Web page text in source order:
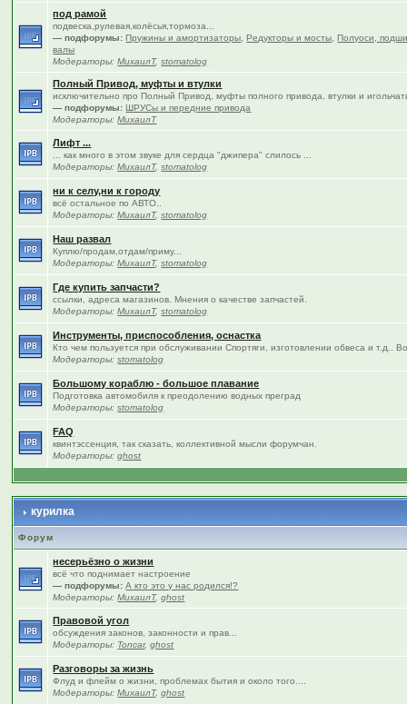
под рамой
подвеска,рулевая,колёсья,тормоза...
— подфорумы: Пружины и амортизаторы ,Редукторы и мосты ,Полуоси,
валы
Модераторы:МихаилТ,stomatolog
Полный Привод, муфты и втулки
исключительно про Полный Привод, муфты полного привода, втулки и
— подфорумы: ШРУСы и передние привода
Модераторы:МихаилТ
Лифт ...
... как много в этом звуке для сердца "джипера" слилось ...
Модераторы:МихаилТ,stomatolog
ни к селу,ни к городу
всё остальное по АВТО..
Модераторы:МихаилТ,stomatolog
Наш развал
Куплю/продам,отдам/приму...
Модераторы:МихаилТ,stomatolog
Где купить запчасти?
ссылки, адреса магазинов. Мнения о качестве запчастей.
Модераторы:МихаилТ,stomatolog
Инструменты, приспособления, оснастка
Кто чем пользуется при обслуживании Спортяги, изготовлении обвеса и т.д..
Модераторы:stomatolog
Большому кораблю - большое плавание
Подготовка автомобиля к преодолению водных преград
Модераторы:stomatolog
FAQ
квинтэссенция, так сказать, коллективной мысли форумчан.
Модераторы:ghost
курилка
Форум
несерьёзно о жизни
всё что поднимает настроение
— подфорумы: А кто это у нас родился!?
Модераторы:МихаилТ,ghost
Правовой угол
обсуждения законов, законности и прав...
Модераторы: Toncar,ghost
Разговоры за жизнь
Флуд и флейм о жизни, проблемах бытия и около того....
Модераторы:МихаилТ,ghost